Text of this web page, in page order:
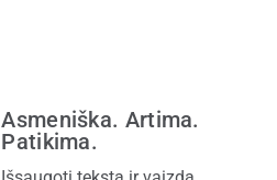
Asmeniška. Artima.
Patikima.